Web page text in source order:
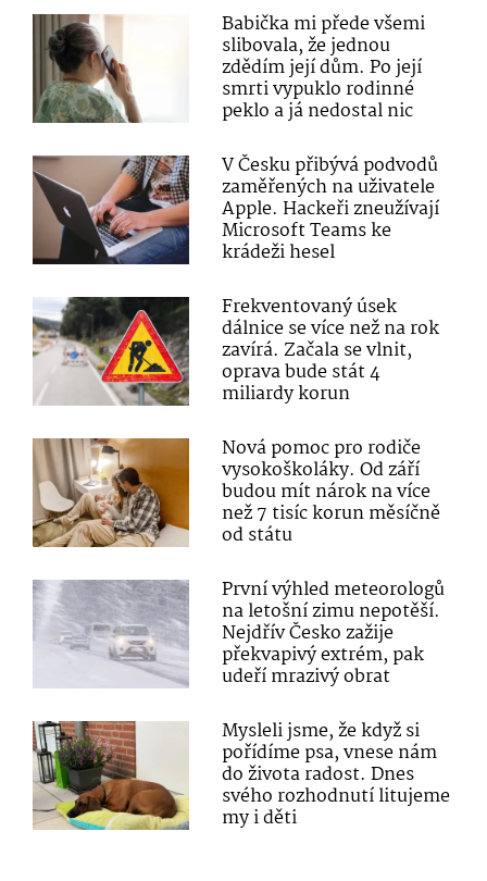
Babička mi přede všemi
slibovala, že jednou
zdědím její dům. Po její
smrti vypuklo rodinné
peklo a já nedostal nic
V Česku přibývá podvodů
zaměřených na uživatele
Apple. Hackeři zneužívají
Microsoft Teams ke
krádeži hesel
Frekventovaný úsek
dálnice se více než na rok
zavírá. Začala se vlnit,
oprava bude stát 4
miliardy korun
Nová pomoc pro rodiče
vysokoškoláky. Od září
budou mít nárok na více
než 7 tisíc korun měsíčně
od státu
První výhled meteorologů
na letošní zimu nepotěší.
Nejdřív Česko zažije
překvapivý extrém, pak
udeří mrazivý obrat
Mysleli jsme, že když si
pořídíme psa, vnese nám
do života radost. Dnes
svého rozhodnutí litujeme
my i děti